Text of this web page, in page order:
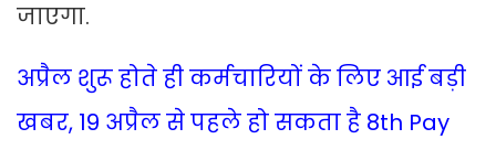
जाएगा.
अप्रैल शुरू होते ही कर्मचारियों के लिए आई बड़ी
खबर, 19 अप्रैल से पहले हो सकता है 8th Pay